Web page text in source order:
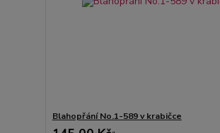
Blahopřání No.1-589 v krabičce